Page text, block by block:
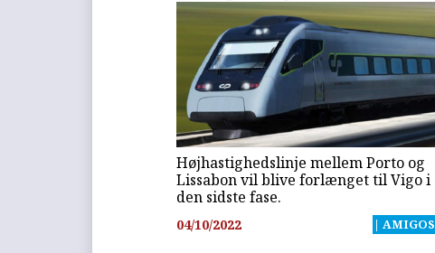
Højhastighedslinje mellem Porto og
Lissabon vil blive forlænget til Vigo i
den sidste fase.
04/10/2022 | AMIGOS